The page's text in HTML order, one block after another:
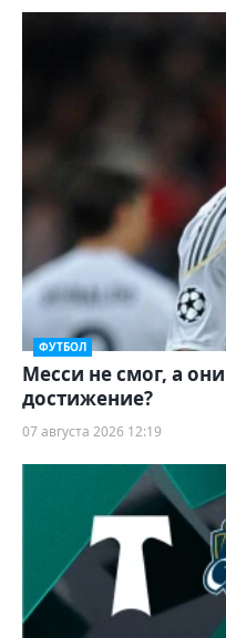
ФУТБОЛ
Месси не смог, а
достижение?
07 августа 2026 12:19